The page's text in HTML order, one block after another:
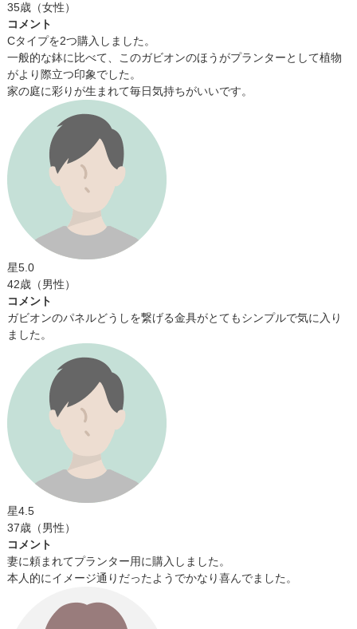
35歳（女性）
コメント
Cタイプを2つ購入しました。
一般的な鉢に比べて、このガビオンのほうがプランターとして植物
がより際立つ印象でした。
家の庭に彩りが生まれて毎日気持ちがいいです。
星5.0
42歳（男性）
コメント
ガビオンのパネルどうしを繋げる金具がとてもシンプルで気に入り
ました。
星4.5
37歳（男性）
コメント
妻に頼まれてプランター用に購入しました。
本人的にイメージ通りだったようでかなり喜んでました。